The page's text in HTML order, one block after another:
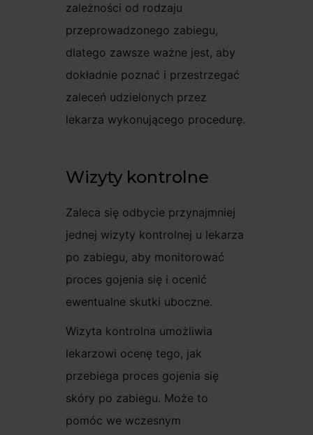
zależności od rodzaju
przeprowadzonego zabiegu,
dlatego zawsze ważne jest, aby
dokładnie poznać i przestrzegać
zaleceń udzielonych przez
lekarza wykonującego procedurę.
Wizyty kontrolne
Zaleca się odbycie przynajmniej
jednej wizyty kontrolnej u lekarza
po zabiegu, aby monitorować
proces gojenia się i ocenić
ewentualne skutki uboczne.
Wizyta kontrolna umożliwia
lekarzowi ocenę tego, jak
przebiega proces gojenia się
skóry po zabiegu. Może to
pomóc we wczesnym